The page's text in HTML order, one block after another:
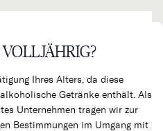
Ihres Alters, da diese
Getränke enthält. Als
Unternehmen tragen wir zur
Bestimmungen im Umgang mit
Kundenkonto Warenkorb